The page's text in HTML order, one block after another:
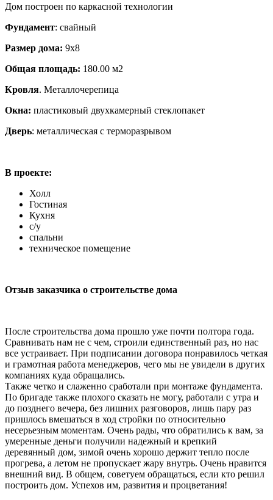
Дом построен по каркасной технологии
Фундамент: свайный
Размер дома: 9х8
Общая площадь: 180.00 м2
Кровля. Металлочерепица
Окна: пластиковый двухкамерный стеклопакет
Дверь: металлическая с терморазрывом
В проекте:
Холл
Гостиная
Кухня
с/у
спальни
техническое помещение
Отзыв заказчика о строительстве дома
После строительства дома прошло уже почти полтора года.
Сравнивать нам не с чем, строили единственный раз, но нас
все устраивает. При подписании договора понравилось четкая
и грамотная работа менеджеров, чего мы не увидели в других
компаниях куда обращались.
Также четко и слаженно сработали при монтаже фундамента.
По бригаде также плохого сказать не могу, работали с утра и
до позднего вечера, без лишних разговоров, лишь пару раз
пришлось вмешаться в ход стройки по относительно
несерьезным моментам. Очень рады, что обратились к вам, за
умеренные деньги получили надежный и крепкий
деревянный дом, зимой очень хорошо держит тепло после
прогрева, а летом не пропускает жару внутрь. Очень нравится
внешний вид. В общем, советуем обращаться, если кто решил
построить дом. Успехов им, развития и процветания!